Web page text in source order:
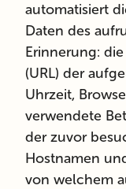
automatisiert
Daten des
Erinnerung:
(URL) der
Uhrzeit,
verwendete
der zuvor
Hostnamen
von welchem